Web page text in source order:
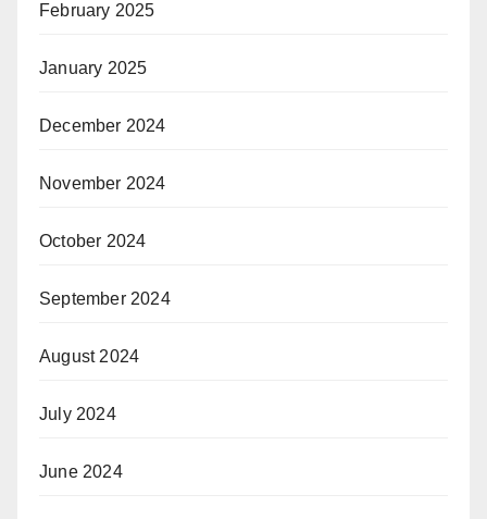
February 2025
January 2025
December 2024
November 2024
October 2024
September 2024
August 2024
July 2024
June 2024